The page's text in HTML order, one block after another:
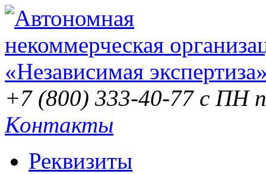
+7 (800) 333-40-77 с ПН
Контакты
Реквизиты